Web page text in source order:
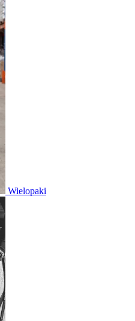
Wielopaki